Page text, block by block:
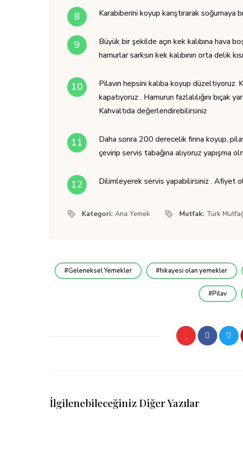
Karabiberini koyup karıştırarak soğumaya
Büyük bir şekilde açın kek kalıbına hava
hamurlar sarksın kek kalıbının orta delik
Pilavın hepsini kalıba koyup düzeltiyoruz.
kapatıyoruz . Hamurun fazlalılığını bıçak
Kahvaltıda değerlendirebilirsiniz
Daha sonra 200 derecelik fırına koyup,
çevirip servis tabağına alıyoruz yapışma
Dilimleyerek servis yapabilirsiniz . Afiyet
Kategori:Ana Yemek Mutfak: Türk
Geleneksel Yemekler hikayesi olan yemekler
Pilav
İlgilenebileceğiniz Diğer Yazılar